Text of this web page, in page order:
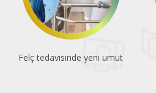
Temiz Hava Hakkı